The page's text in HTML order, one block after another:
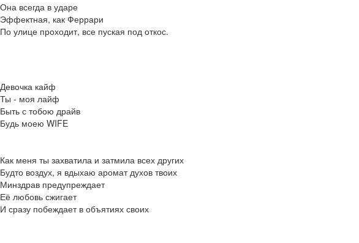
Она всегда в ударе
Эффектная, как Феррари
По улице проходит, все пуская под откос.
Девочка кайф
Ты - моя лайф
Быть с тобою драйв
Будь моею WIFE
Как меня ты захватила и затмила всех других
Будто воздух, я вдыхаю аромат духов твоих
Минздрав предупреждает
Её любовь сжигает
И сразу побеждает в объятиях своих